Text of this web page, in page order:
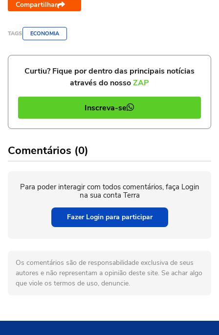
Compartilhar
TAGS ECONOMIA
Curtiu? Fique por dentro das principais notícias
através do nossoZAP
Inscreva-se
Comentários (0)
Para poder interagir com todos comentários, faça Login
na sua conta Terra
Fazer Login para participar
Os comentários são de responsabilidade exclusiva de seus
autores e não representam a opinião deste site. Se achar algo
que viole os termos de uso, denuncie.